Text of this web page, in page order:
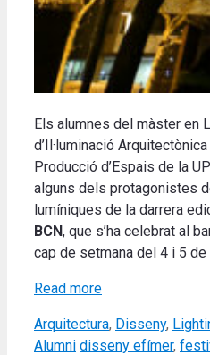
Els alumnes del màster en
d’Il·luminació
Producció d’Espais de la
alguns dels protagonistes
lumíniques de la darrera
BCN, que s’ha celebrat al
cap de setmana del 4 i 5 de
Read more
Categories
Arquitectura, Disseny,
Alumni Tags
disseny efímer,